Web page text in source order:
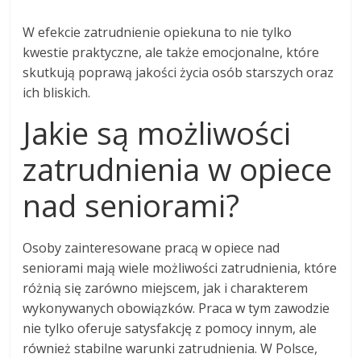
W efekcie zatrudnienie opiekuna to nie tylko
kwestie praktyczne, ale także emocjonalne, które
skutkują poprawą jakości życia osób starszych oraz
ich bliskich.
Jakie są możliwości
zatrudnienia w opiece
nad seniorami?
Osoby zainteresowane pracą w opiece nad
seniorami mają wiele możliwości zatrudnienia, które
różnią się zarówno miejscem, jak i charakterem
wykonywanych obowiązków. Praca w tym zawodzie
nie tylko oferuje satysfakcję z pomocy innym, ale
również stabilne warunki zatrudnienia. W Polsce,